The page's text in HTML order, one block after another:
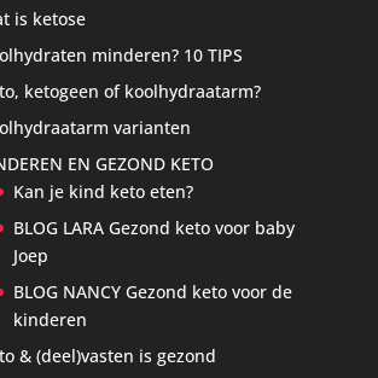
is ketose
minderen? 10 TIPS
ketogeen of koolhydraatarm?
varianten
EN GEZOND KETO
Kan je kind keto eten?
BLOG LARA Gezond keto voor baby
Joep
BLOG NANCY Gezond keto voor de
kinderen
& (deel)vasten is gezond